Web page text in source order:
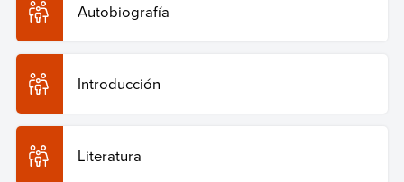
Autobiografía
Introducción
Literatura